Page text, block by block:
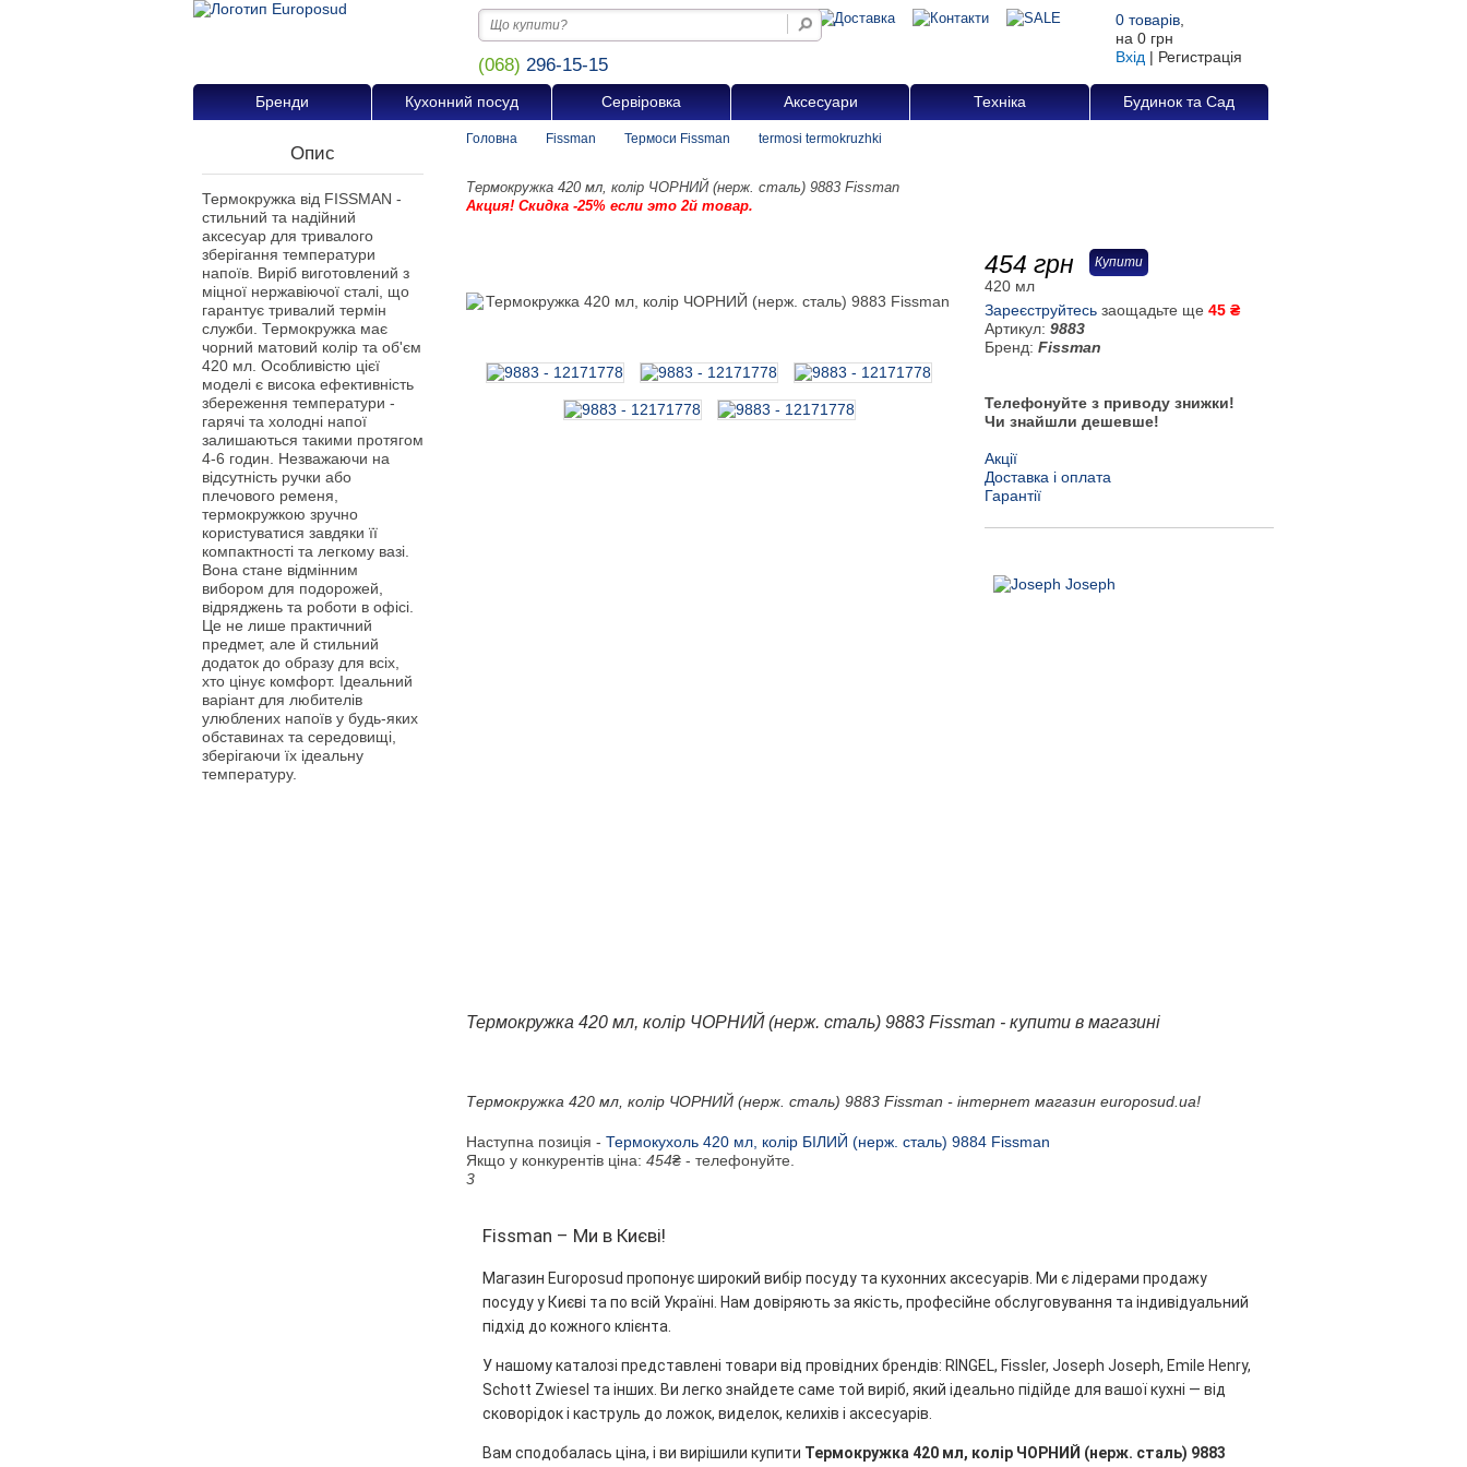
(068) 296-15-15
0 товарів
на 0 грн
Вхід | Регистрація
Бренди Кухонний посуд Сервіровка Аксесуари Техніка Будинок та Сад
Опис
Термокружка від FISSMAN -
стильний та надійний
аксесуар для тривалого
зберігання температури
напоїв. Виріб виготовлений з
міцної нержавіючої сталі, що
гарантує тривалий термін
служби. Термокружка має
чорний матовий колір та об'єм
420 мл. Особливістю цієї
моделі є висока ефективність
збереження температури -
гарячі та холодні напої
залишаються такими протягом
4-6 годин. Незважаючи на
відсутність ручки або
плечового ременя,
термокружкою зручно
користуватися завдяки її
компактності та легкому вазі.
Вона стане відмінним
вибором для подорожей,
відряджень та роботи в офісі.
Це не лише практичний
предмет, але й стильний
додаток до образу для всіх,
хто цінує комфорт. Ідеальний
варіант для любителів
улюблених напоїв у будь-яких
обставинах та середовищі,
зберігаючи їх ідеальну
температуру.
Головна Fissman Термоси Fissman termosi termokruzhki
Термокружка 420 мл, колір ЧОРНИЙ (нерж. сталь) 9883 Fissman
Акция! Скидка -25% если это 2й товар.
454 грн Купити
420 мл
Зареєструйтесь заощадьте ще 45 ₴
Артикул: 9883
Бренд: Fissman
Телефонуйте з приводу знижки!
Чи знайшли дешевше!
Акції
Доставка і оплата
Гарантії
Термокружка 420 мл, колір ЧОРНИЙ (нерж. сталь) 9883 Fissman - купити в магазині
Термокружка 420 мл, колір ЧОРНИЙ (нерж. сталь) 9883 Fissman - інтернет магазин europosud.ua!
Наступна позиція - Термокухоль 420 мл, колір БІЛИЙ (нерж. сталь) 9884 Fissman
Якщо у конкурентів ціна: 454₴ - телефонуйте.
3
Fissman – Ми в Києві!
Магазин Europosud пропонує широкий вибір посуду та кухонних аксесуарів. Ми є лідерами продажу
посуду у Києві та по всій Україні. Нам довіряють за якість, професійне обслуговування та індивідуальний
підхід до кожного клієнта.
У нашому каталозі представлені товари від провідних брендів: RINGEL, Fissler, Joseph Joseph, Emile Henry,
Schott Zwiesel та інших. Ви легко знайдете саме той виріб, який ідеально підійде для вашої кухні — від
сковорідок і каструль до ложок, виделок, келихів і аксесуарів.
Вам сподобалась ціна, і ви вирішили купити Термокружка 420 мл, колір ЧОРНИЙ (нерж. сталь) 9883